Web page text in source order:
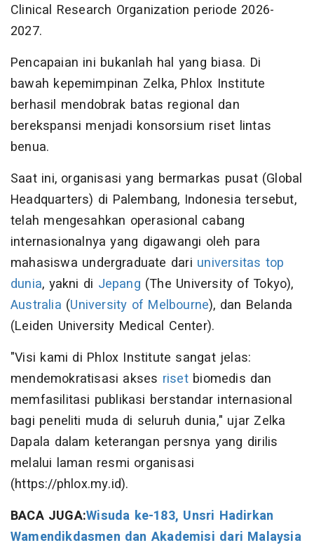
Clinical Research Organization periode 2026-
2027.
Pencapaian ini bukanlah hal yang biasa. Di
bawah kepemimpinan Zelka, Phlox Institute
berhasil mendobrak batas regional dan
berekspansi menjadi konsorsium riset lintas
benua.
Saat ini, organisasi yang bermarkas pusat (Global
Headquarters) di Palembang, Indonesia tersebut,
telah mengesahkan operasional cabang
internasionalnya yang digawangi oleh para
mahasiswa undergraduate dari universitas top
dunia, yakni di Jepang (The University of Tokyo),
Australia (University of Melbourne), dan Belanda
(Leiden University Medical Center).
"Visi kami di Phlox Institute sangat jelas:
mendemokratisasi akses risetbiomedis dan
memfasilitasi publikasi berstandar internasional
bagi peneliti muda di seluruh dunia," ujar Zelka
Dapala dalam keterangan persnya yang dirilis
melalui laman resmi organisasi
(https://phlox.my.id).
BACA JUGA:Wisuda ke-183, Unsri Hadirkan
Wamendikdasmen dan Akademisi dari Malaysia